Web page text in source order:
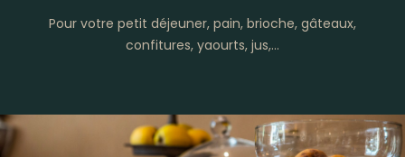
Pour votre petit déjeuner, pain, brioche, gâteaux,
confitures, yaourts, jus,…